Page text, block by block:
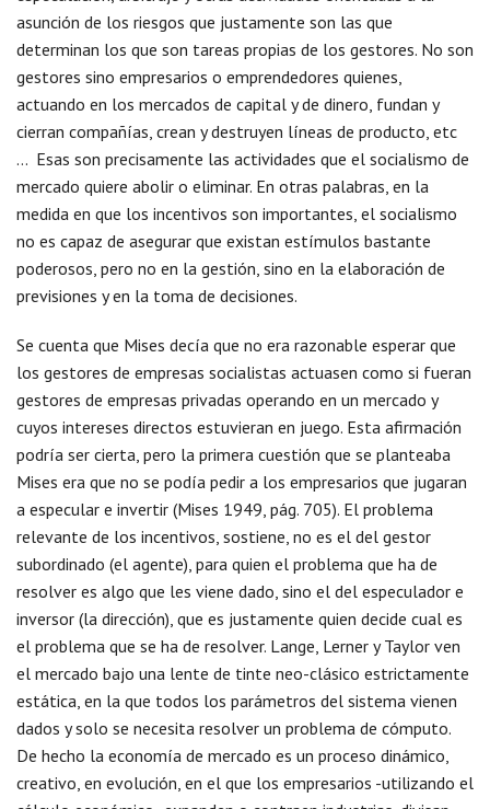
asunción de los riesgos que justamente son las que
determinan los que son tareas propias de los gestores. No son
gestores sino empresarios o emprendedores quienes,
actuando en los mercados de capital y de dinero, fundan y
cierran compañías, crean y destruyen líneas de producto, etc
… Esas son precisamente las actividades que el socialismo de
mercado quiere abolir o eliminar. En otras palabras, en la
medida en que los incentivos son importantes, el socialismo
no es capaz de asegurar que existan estímulos bastante
poderosos, pero no en la gestión, sino en la elaboración de
previsiones y en la toma de decisiones.
Se cuenta que Mises decía que no era razonable esperar que
los gestores de empresas socialistas actuasen como si fueran
gestores de empresas privadas operando en un mercado y
cuyos intereses directos estuvieran en juego. Esta afirmación
podría ser cierta, pero la primera cuestión que se planteaba
Mises era que no se podía pedir a los empresarios que jugaran
a especular e invertir (Mises 1949, pág. 705). El problema
relevante de los incentivos, sostiene, no es el del gestor
subordinado (el agente), para quien el problema que ha de
resolver es algo que les viene dado, sino el del especulador e
inversor (la dirección), que es justamente quien decide cual es
el problema que se ha de resolver. Lange, Lerner y Taylor ven
el mercado bajo una lente de tinte neo-clásico estrictamente
estática, en la que todos los parámetros del sistema vienen
dados y solo se necesita resolver un problema de cómputo.
De hecho la economía de mercado es un proceso dinámico,
creativo, en evolución, en el que los empresarios -utilizando el